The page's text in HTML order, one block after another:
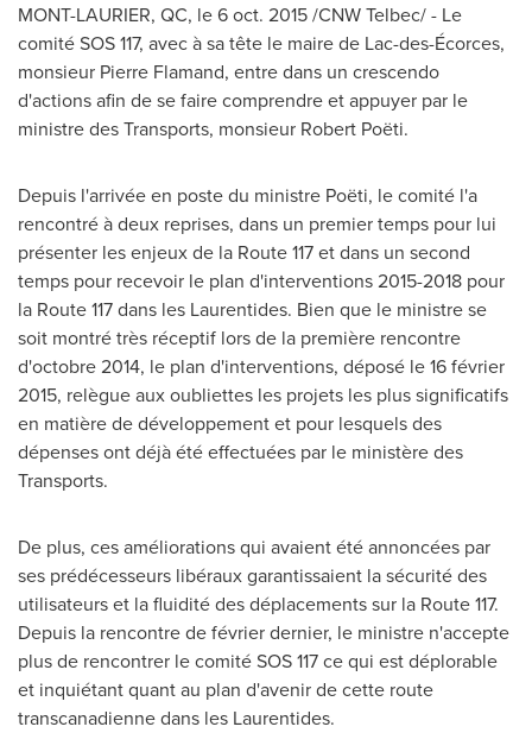
MONT-LAURIER, QC, le6 oct. 2015/CNW Telbec/ - Le
comité SOS 117, avec à sa tête le maire de Lac-des-Écorces,
monsieur Pierre Flamand, entre dans un crescendo
d'actions afin de se faire comprendre et appuyer par le
ministre des Transports, monsieur Robert Poëti.
Depuis l'arrivée en poste du ministre Poëti, le comité l'a
rencontré à deux reprises, dans un premier temps pour lui
présenter les enjeux de la Route117 etdans un second
temps pour recevoir le plan d'interventions 2015-2018 pour
la Route 117 dans les Laurentides. Bien que le ministre se
soit montré très réceptif lors de la première rencontre
d'octobre 2014, le plan d'interventions, déposé le 16 février
2015, relègue aux oubliettes les projets les plus significatifs
en matière de développement et pour lesquels des
dépenses ont déjà été effectuées par le ministère des
Transports.
De plus, ces améliorations qui avaient été annoncées par
ses prédécesseurs libéraux garantissaient la sécurité des
utilisateurs et la fluidité des déplacements sur la Route 117.
Depuis la rencontre de février dernier, le ministre n'accepte
plus de rencontrer le comité SOS 117 ce qui est déplorable
et inquiétant quant au plan d'avenir de cette route
transcanadienne dans les Laurentides.